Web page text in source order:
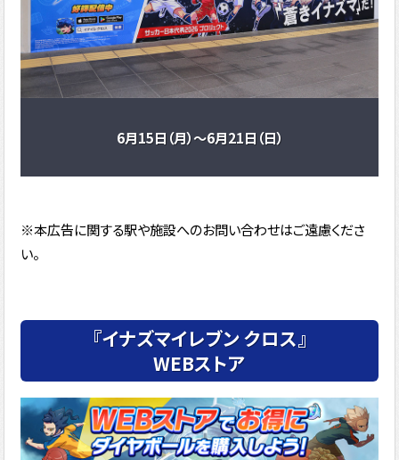
6月15日（月）～6月21日（日）
※本広告に関する駅や施設へのお問い合わせはご遠慮くださ
い。
『イナズマイレブン クロス』
WEBストア